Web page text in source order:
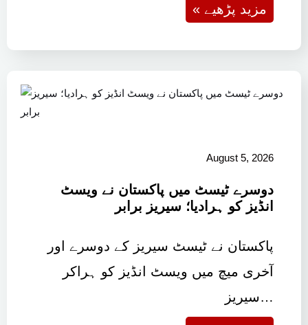
« مزید پڑھیے
August 5, 2026
دوسرے ٹیسٹ میں پاکستان نے ویسٹ
انڈیز کو ہرادیا؛ سیریز برابر
پاکستان نے ٹیسٹ سیریز کے دوسرے اور
آخری میچ میں ویسٹ انڈیز کو ہراکر
سیریز…